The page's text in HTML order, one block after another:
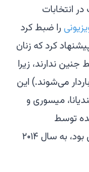
انتخابات
را ضبط کرد
کرد که زنان
ندارند، زیرا
می‌شوند.) این
میسوری و
توسط
جمهوری‌خواهان را از سال ۲۰۱۰، که در دسترس بود، به سال ۲۰۱۴